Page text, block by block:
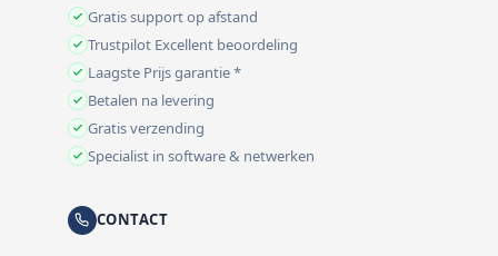
Gratis support op afstand
Trustpilot Excellent beoordeling
Laagste Prijs garantie *
Betalen na levering
Gratis verzending
Specialist in software & netwerken
CONTACT